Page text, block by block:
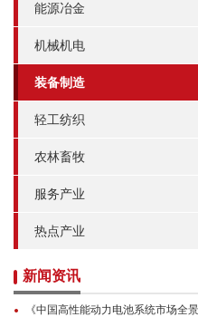
能源冶金
机械机电
装备制造
轻工纺织
农林畜牧
服务产业
热点产业
新闻资讯
《中国高性能动力电池系统市场全